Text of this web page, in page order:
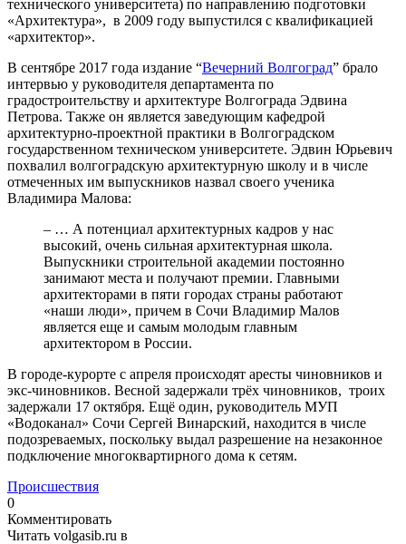
технического университета) по направлению подготовки
«Архитектура», в 2009 году выпустился с квалификацией
«архитектор».
В сентябре 2017 года издание “Вечерний Волгоград” брало
интервью у руководителя департамента по
градостроительству и архитектуре Волгограда Эдвина
Петрова. Также он является заведующим кафедрой
архитектурно-проектной практики в Волгоградском
государственном техническом университете. Эдвин Юрьевич
похвалил волгоградскую архитектурную школу и в числе
отмеченных им выпускников назвал своего ученика
Владимира Малова:
– … А потенциал архитектурных кадров у нас
высокий, очень сильная архитектурная школа.
Выпускники строительной академии постоянно
занимают места и получают премии. Главными
архитекторами в пяти городах страны работают
«наши люди», причем в Сочи Владимир Малов
является еще и самым молодым главным
архитектором в России.
В городе-курорте с апреля происходят аресты чиновников и
экс-чиновников. Весной задержали трёх чиновников, троих
задержали 17 октября. Ещё один, руководитель МУП
«Водоканал» Сочи Сергей Винарский, находится в числе
подозреваемых, поскольку выдал разрешение на незаконное
подключение многоквартирного дома к сетям.
Происшествия
0
Комментировать
Читать volgasib.ru в